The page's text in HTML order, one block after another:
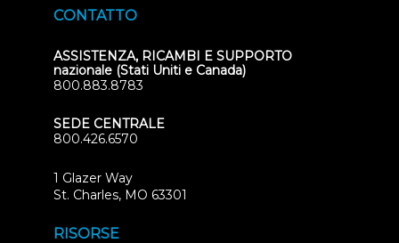
CONTATTO
ASSISTENZA, RICAMBI E SUPPORTO
nazionale (Stati Uniti e Canada)
800.883.8783
SEDE CENTRALE
800.426.6570
1 Glazer Way
St. Charles, MO 63301
RISORSE